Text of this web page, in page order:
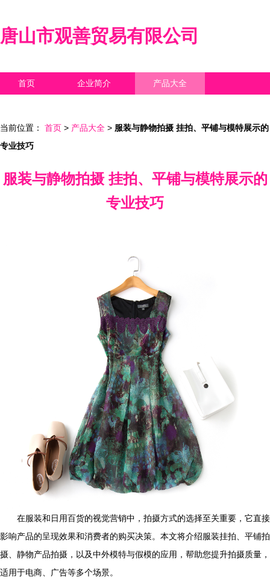
唐山市观善贸易有限公司
首页 企业简介 产品大全
当前位置： 首页 > 产品大全 > 服装与静物拍摄 挂拍、平铺与模特展示的
专业技巧
服装与静物拍摄 挂拍、平铺与模特展示的
专业技巧
在服装和日用百货的视觉营销中，拍摄方式的选择至关重要，它直接
影响产品的呈现效果和消费者的购买决策。本文将介绍服装挂拍、平铺拍
摄、静物产品拍摄，以及中外模特与假模的应用，帮助您提升拍摄质量，
适用于电商、广告等多个场景。